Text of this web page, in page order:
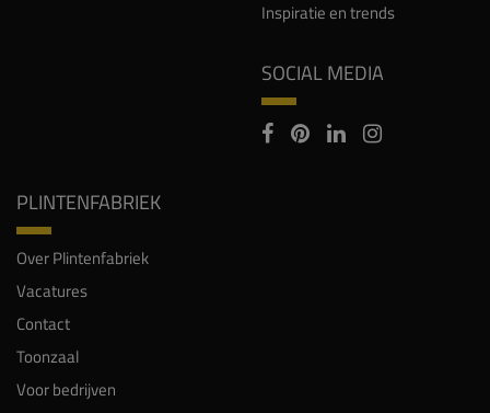
Inspiratie en trends
SOCIAL MEDIA
PLINTENFABRIEK
Over Plintenfabriek
Vacatures
Contact
Toonzaal
Voor bedrijven